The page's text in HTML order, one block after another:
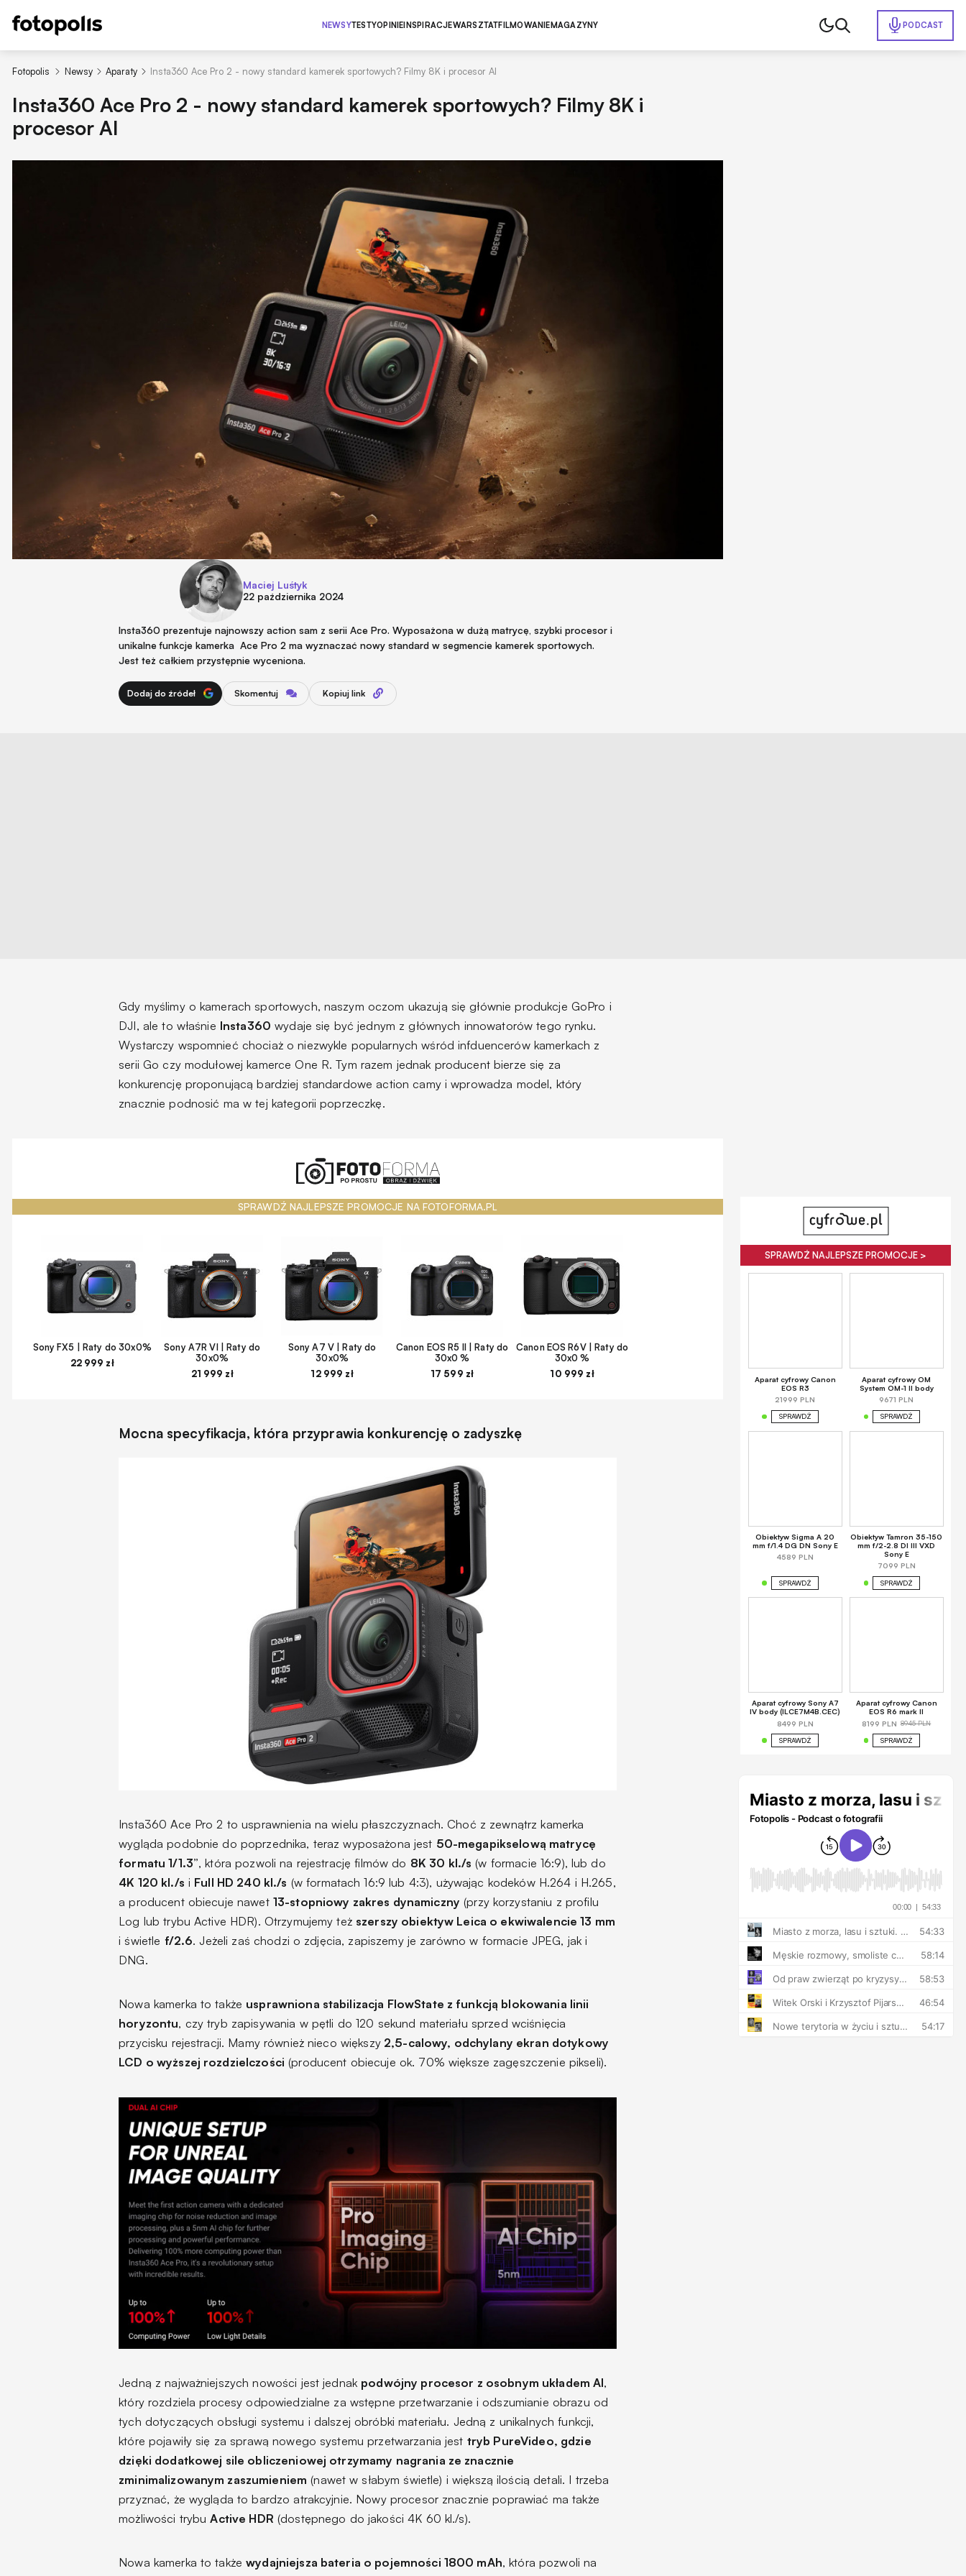
NEWSYTESTYOPINIEINSPIRACJEWARSZTATFILMOWANIEMAGAZYNY PODCAST
Fotopolis Newsy Aparaty Insta360 Ace Pro 2 - nowy standard kamerek sportowych? Filmy 8K i procesor AI
Insta360 Ace Pro 2 - nowy standard kamerek sportowych? Filmy 8K i
procesor AI
Maciej Luśtyk
22 października 2024
Insta360 prezentuje najnowszy action sam z serii Ace Pro. Wyposażona w dużą matrycę, szybki procesor i
unikalne funkcje kamerka Ace Pro 2 ma wyznaczać nowy standard w segmencie kamerek sportowych.
Jest też całkiem przystępnie wyceniona.
Dodaj do źródeł Skomentuj Kopiuj link
Gdy myślimy o kamerach sportowych, naszym oczom ukazują się głównie produkcje GoPro i
DJI, ale to właśnie Insta360 wydaje się być jednym z głównych innowatorów tego rynku.
Wystarczy wspomnieć chociaż o niezwykle popularnych wśród infduencerów kamerkach z
serii Go czy modułowej kamerce One R. Tym razem jednak producent bierze się za
konkurencję proponującą bardziej standardowe action camy i wprowadza model, który
znacznie podnosić ma w tej kategorii poprzeczkę.
SPRAWDŹ NAJLEPSZE PROMOCJE NA FOTOFORMA.PL
Sony FX5 | Raty do 30x0%
22 999 zł
Sony A7R VI | Raty do
30x0%
21 999 zł
Sony A7 V | Raty do
30x0%
12 999 zł
Canon EOS R5 II | Raty do
30x0 %
17 599 zł
Canon EOS R6V | Raty do
30x0 %
10 999 zł
Mocna specyfikacja, która przyprawia konkurencję o zadyszkę
Insta360 Ace Pro 2 to usprawnienia na wielu płaszczyznach. Choć z zewnątrz kamerka
wygląda podobnie do poprzednika, teraz wyposażona jest 50-megapikselową matrycę
formatu 1/1.3”, która pozwoli na rejestrację filmów do 8K 30 kl./s (w formacie 16:9), lub do
4K 120 kl./s i Full HD 240 kl./s (w formatach 16:9 lub 4:3), używając kodeków H.264 i H.265,
a producent obiecuje nawet 13-stopniowy zakres dynamiczny (przy korzystaniu z profilu
Log lub trybu Active HDR). Otrzymujemy też szerszy obiektyw Leica o ekwiwalencie 13 mm
i świetle f/2.6. Jeżeli zaś chodzi o zdjęcia, zapiszemy je zarówno w formacie JPEG, jak i
DNG.
Nowa kamerka to także usprawniona stabilizacja FlowState z funkcją blokowania linii
horyzontu, czy tryb zapisywania w pętli do 120 sekund materiału sprzed wciśnięcia
przycisku rejestracji. Mamy również nieco większy2,5-calowy, odchylany ekran dotykowy
LCD o wyższej rozdzielczości (producent obiecuje ok. 70% większe zagęszczenie pikseli).
Jedną z najważniejszych nowości jest jednak podwójny procesor z osobnym układem AI,
który rozdziela procesy odpowiedzialne za wstępne przetwarzanie i odszumianie obrazu od
tych dotyczących obsługi systemu i dalszej obróbki materiału. Jedną z unikalnych funkcji,
które pojawiły się za sprawą nowego systemu przetwarzania jest tryb PureVideo, gdzie
dzięki dodatkowej sile obliczeniowej otrzymamy nagrania ze znacznie
zminimalizowanym zaszumieniem (nawet w słabym świetle) i większą ilością detali. I trzeba
przyznać, że wygląda to bardzo atrakcyjnie. Nowy procesor znacznie poprawiać ma także
możliwości trybuActive HDR (dostępnego do jakości 4K 60 kl./s).
Nowa kamerka to takżewydajniejsza bateria o pojemności 1800 mAh, która pozwoli na
SPRAWDŹ NAJLEPSZE PROMOCJE >
Aparat cyfrowy Canon
EOS R3
21999 PLN
SPRAWDŹ
Aparat cyfrowy OM
System OM-1 II body
9671 PLN
SPRAWDŹ
Obiektyw Sigma A 20
mm f/1.4 DG DN Sony E
4589 PLN
SPRAWDŹ
Obiektyw Tamron 35-150
mm f/2-2.8 DI III VXD
Sony E
7099 PLN
SPRAWDŹ
Aparat cyfrowy Sony A7
IV body (ILCE7M4B.CEC)
8499 PLN
SPRAWDŹ
Aparat cyfrowy Canon
EOS R6 mark II
8199 PLN 8945 PLN
SPRAWDŹ